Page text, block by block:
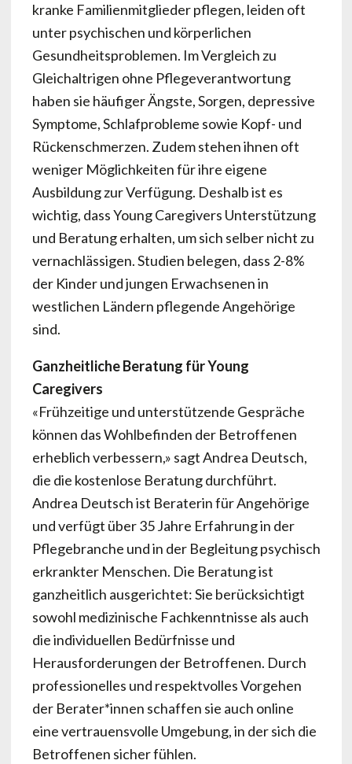
kranke Familienmitglieder pflegen, leiden oft
unter psychischen und körperlichen
Gesundheitsproblemen. Im Vergleich zu
Gleichaltrigen ohne Pflegeverantwortung
haben sie häufiger Ängste, Sorgen, depressive
Symptome, Schlafprobleme sowie Kopf- und
Rückenschmerzen. Zudem stehen ihnen oft
weniger Möglichkeiten für ihre eigene
Ausbildung zur Verfügung. Deshalb ist es
wichtig, dass Young Caregivers Unterstützung
und Beratung erhalten, um sich selber nicht zu
vernachlässigen. Studien belegen, dass 2-8%
der Kinder und jungen Erwachsenen in
westlichen Ländern pflegende Angehörige
sind.
Ganzheitliche Beratung für Young
Caregivers
«Frühzeitige und unterstützende Gespräche
können das Wohlbefinden der Betroffenen
erheblich verbessern,» sagt Andrea Deutsch,
die die kostenlose Beratung durchführt.
Andrea Deutsch ist Beraterin für Angehörige
und verfügt über 35 Jahre Erfahrung in der
Pflegebranche und in der Begleitung psychisch
erkrankter Menschen. Die Beratung ist
ganzheitlich ausgerichtet: Sie berücksichtigt
sowohl medizinische Fachkenntnisse als auch
die individuellen Bedürfnisse und
Herausforderungen der Betroffenen. Durch
professionelles und respektvolles Vorgehen
der Berater*innen schaffen sie auch online
eine vertrauensvolle Umgebung, in der sich die
Betroffenen sicher fühlen.